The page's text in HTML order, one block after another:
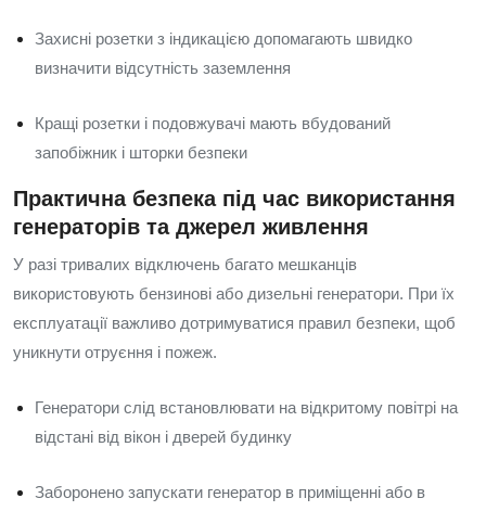
Захисні розетки з індикацією допомагають швидко
визначити відсутність заземлення
Кращі розетки і подовжувачі мають вбудований
запобіжник і шторки безпеки
Практична безпека під час використання
генераторів та джерел живлення
У разі тривалих відключень багато мешканців
використовують бензинові або дизельні генератори. При їх
експлуатації важливо дотримуватися правил безпеки, щоб
уникнути отруєння і пожеж.
Генератори слід встановлювати на відкритому повітрі на
відстані від вікон і дверей будинку
Заборонено запускати генератор в приміщенні або в